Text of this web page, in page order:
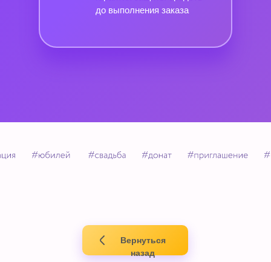
до выполнения заказа
Вернуться
назад